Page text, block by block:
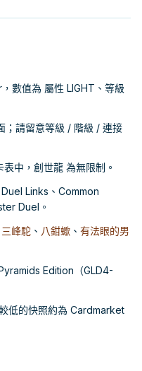
數值為 屬性 LIGHT、等級
；請留意等級 / 階級 / 連接
中，創世龍 為無限制。
Links、Common
Duel。
三峰駝 、 八鉗蠍 、 有法眼的男
Edition（GLD4-
低的快照約為 Cardmarket